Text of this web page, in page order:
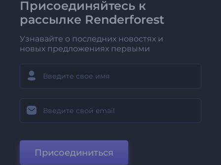
Присоединяйтесь к
рассылке Renderforest
Узнавайте о последних новостях и
новых предложениях первыми
Присоединиться